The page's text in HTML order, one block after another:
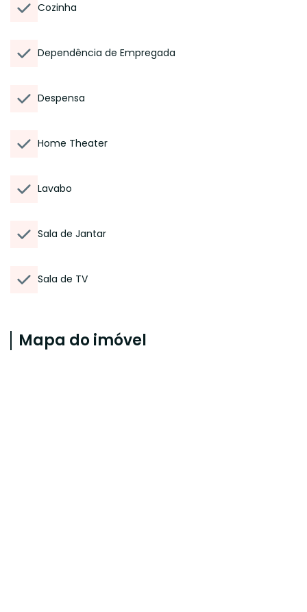
Cozinha
Dependência de Empregada
Despensa
Home Theater
Lavabo
Sala de Jantar
Sala de TV
Mapa do imóvel